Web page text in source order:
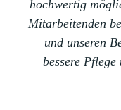
hochwertig
Mitarbeitenden
und unseren
bessere